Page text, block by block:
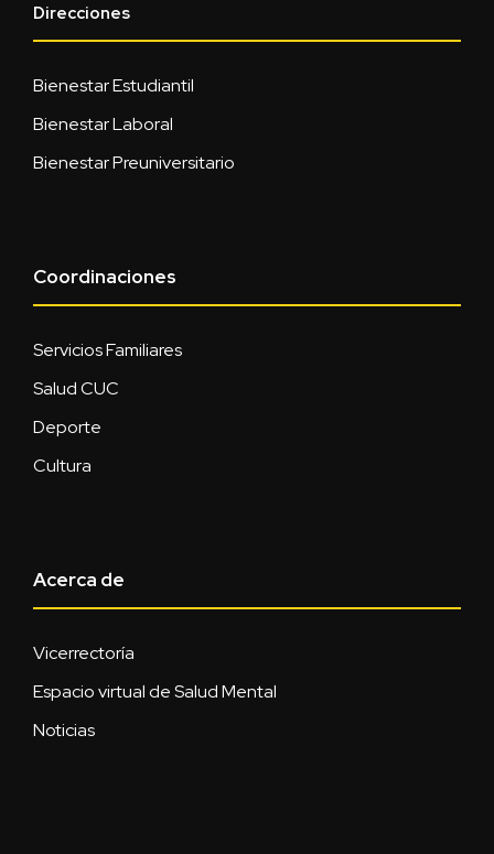
Direcciones
Bienestar Estudiantil
Bienestar Laboral
Bienestar Preuniversitario
Coordinaciones
Servicios Familiares
Salud CUC
Deporte
Cultura
Acerca de
Vicerrectoría
Espacio virtual de Salud Mental
Noticias